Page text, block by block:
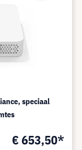
speciaal
€ 653,50*